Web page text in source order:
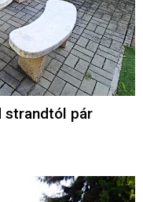
strandtól pár